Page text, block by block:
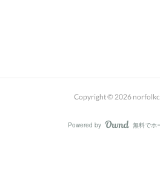
Copyright © 2026
Powered by 無料でホ